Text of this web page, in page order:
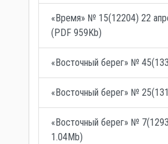
«Время» № 15(12204) 22
(PDF 959Kb)
«Восточный берег» №
«Восточный берег» №
«Восточный берег» №
1.04Mb)